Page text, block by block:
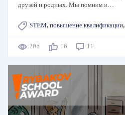
друзей и родных. Мы помним и…
STEM, повышение квалификации,
205 16 11